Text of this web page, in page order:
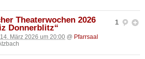
1
Theaterwochen 2026
Donnerblitz“
März 2026 um 20:00 @ Pfarrsaal